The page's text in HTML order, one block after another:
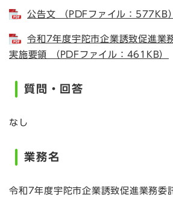
公告文 （PDFファイル：577KB）
令和7年度宇陀市企業誘致促進業
実施要領 （PDFファイル：461KB）
質問・回答
なし
業務名
令和7年度宇陀市企業誘致促進業務委